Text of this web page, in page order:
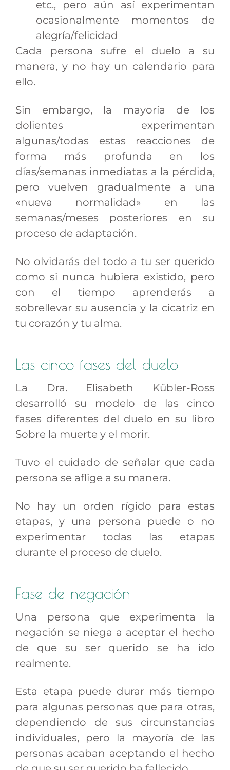
etc., pero aún así experimentan
ocasionalmente momentos de
alegría/felicidad
Cada persona sufre el duelo a su
manera, y no hay un calendario para
ello.
Sin embargo, la mayoría de los
dolientes experimentan
algunas/todas estas reacciones de
forma más profunda en los
días/semanas inmediatas a la pérdida,
pero vuelven gradualmente a una
«nueva normalidad» en las
semanas/meses posteriores en su
proceso de adaptación.
No olvidarás del todo a tu ser querido
como si nunca hubiera existido, pero
con el tiempo aprenderás a
sobrellevar su ausencia y la cicatriz en
tu corazón y tu alma.
Las cinco fases del duelo
La Dra. Elisabeth Kübler-Ross
desarrolló su modelo de las cinco
fases diferentes del duelo en su libro
Sobre la muerte y el morir.
Tuvo el cuidado de señalar que cada
persona se aflige a su manera.
No hay un orden rígido para estas
etapas, y una persona puede o no
experimentar todas las etapas
durante el proceso de duelo.
Fase de negación
Una persona que experimenta la
negación se niega a aceptar el hecho
de que su ser querido se ha ido
realmente.
Esta etapa puede durar más tiempo
para algunas personas que para otras,
dependiendo de sus circunstancias
individuales, pero la mayoría de las
personas acaban aceptando el hecho